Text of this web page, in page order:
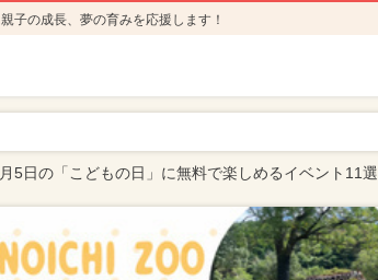
子の成長、夢の育みを応援します！
5日の「こどもの日」に無料で楽しめるイベント11選